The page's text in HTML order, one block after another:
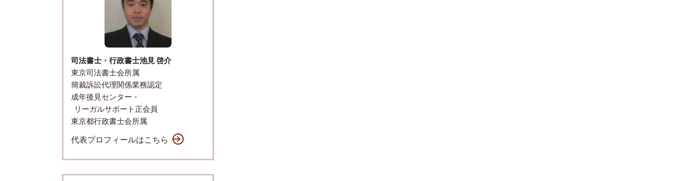
司法書士・行政書士池見 啓介
東京司法書士会所属
簡裁訴訟代理関係業務認定
成年後見センター・
リーガルサポート正会員
東京都行政書士会所属
代表プロフィールはこちら